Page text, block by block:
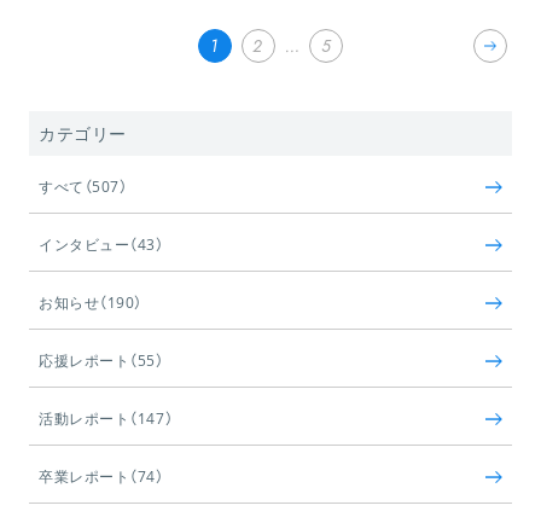
1 2 … 5
カテゴリー
すべて（507）
インタビュー（43）
お知らせ（190）
応援レポート（55）
活動レポート（147）
卒業レポート（74）